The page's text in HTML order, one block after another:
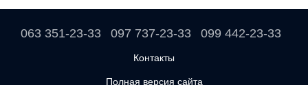
063 351-23-33 097 737-23-33 099 442-23-33
Контакты
Полная версия сайта